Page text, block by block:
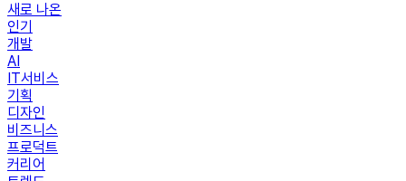
새로 나온
인기
개발
AI
IT서비스
기획
디자인
비즈니스
프로덕트
커리어